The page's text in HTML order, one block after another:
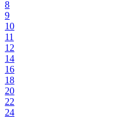
8
9
10
11
12
14
16
18
20
22
24